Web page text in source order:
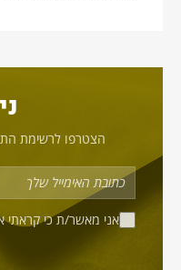
הצטרפו לרשימת
אני מאשר/ת כי קראתי